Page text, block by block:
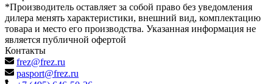
*Производитель оставляет за собой право без уведомления
дилера менять характеристики, внешний вид, комплектацию
товара и место его производства. Указанная информация не
является публичной офертой
Контакты
frez@frez.ru
pasport@frez.ru